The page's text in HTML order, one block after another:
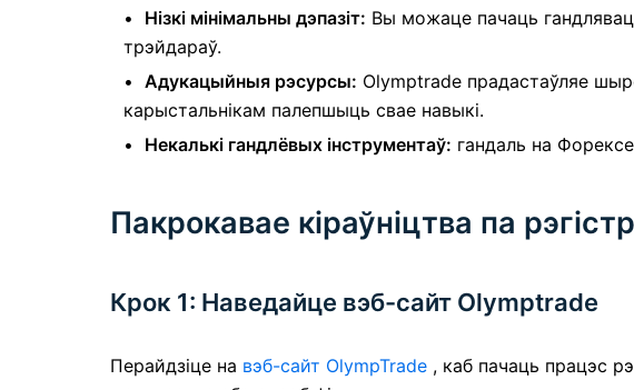
Нізкі мінімальны дэпазіт: Вы можаце пачаць
трэйдараў.
Адукацыйныя рэсурсы: Olymptrade прадастаўляе
карыстальнікам палепшыць свае навыкі.
Некалькі гандлёвых інструментаў: гандаль на
Пакрокавае кіраўніцтва па
Крок 1: Наведайце вэб-сайт Olymptrade
Перайдзіце на вэб-сайт OlympTrade , каб пачаць працэс